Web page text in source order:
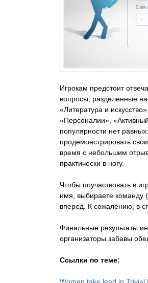
Игрокам предстоит
вопросы, разделенные
«Литература и
«Персоналии»,
популярности нет
продемонстрировать
время с небольшим
практически в ногу.
Чтобы поучаствовать в
имя, выбираете команду
вперед. К сожалению, в
Финальные результаты
организаторы забавы
Ccылки по теме: